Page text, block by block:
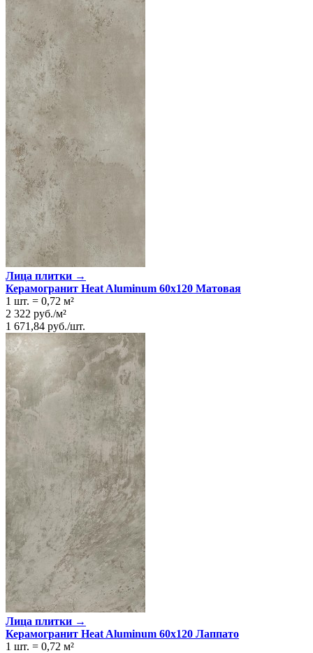
Лица плитки →
Керамогранит Heat Aluminum 60x120 Матовая
1 шт. = 0,72 м²
2 322 руб./м²
1 671,84 руб./шт.
Лица плитки →
Керамогранит Heat Aluminum 60x120 Лаппато
1 шт. = 0,72 м²